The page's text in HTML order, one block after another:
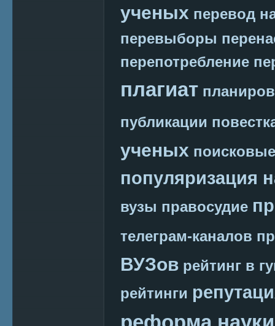
ученых перевод
перевыборы
перепотребление
плагиат
публикации
ученых
популяризация
вузы правосудие
телеграм-каналов
ВУЗов рейтинг в
рейтинги